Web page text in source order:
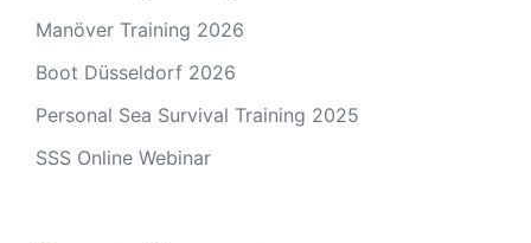
Manöver Training 2026
Boot Düsseldorf 2026
Personal Sea Survival Training 2025
SSS Online Webinar